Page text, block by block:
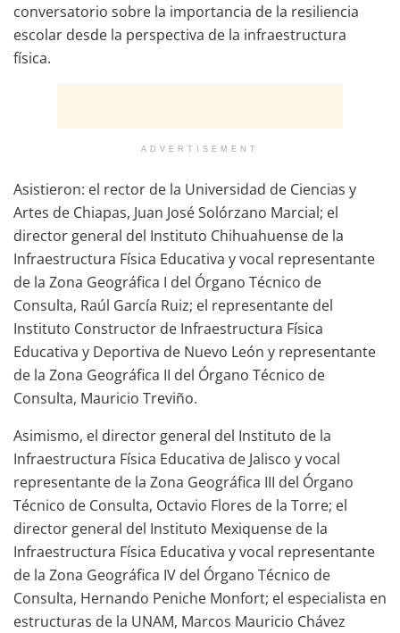
conversatorio sobre la importancia de la resiliencia
escolar desde la perspectiva de la infraestructura
física.
ADVERTISEMENT
Asistieron: el rector de la Universidad de Ciencias y
Artes de Chiapas, Juan José Solórzano Marcial; el
director general del Instituto Chihuahuense de la
Infraestructura Física Educativa y vocal representante
de la Zona Geográfica I del Órgano Técnico de
Consulta, Raúl García Ruiz; el representante del
Instituto Constructor de Infraestructura Física
Educativa y Deportiva de Nuevo León y representante
de la Zona Geográfica II del Órgano Técnico de
Consulta, Mauricio Treviño.
Asimismo, el director general del Instituto de la
Infraestructura Física Educativa de Jalisco y vocal
representante de la Zona Geográfica III del Órgano
Técnico de Consulta, Octavio Flores de la Torre; el
director general del Instituto Mexiquense de la
Infraestructura Física Educativa y vocal representante
de la Zona Geográfica IV del Órgano Técnico de
Consulta, Hernando Peniche Monfort; el especialista en
estructuras de la UNAM, Marcos Mauricio Chávez